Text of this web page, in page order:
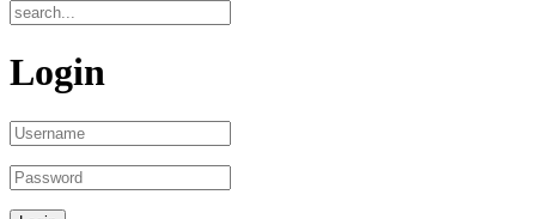
Login